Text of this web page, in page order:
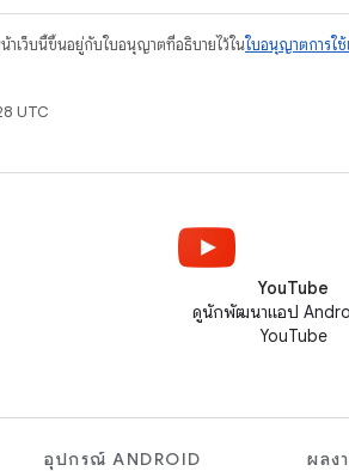
าเว็บนี้ขึ้นอยู่กับใบอนุญาตที่อธิบายไว้ในใบอนุญาตการใช้
UTC
YouTube
ดูนักพัฒนาแอป
YouTube
อุปกรณ์ ANDROID
ผลง